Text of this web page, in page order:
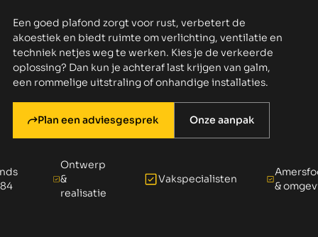
Een goed plafond zorgt voor rust, verbetert de
akoestiek en biedt ruimte om verlichting, ventilatie en
techniek netjes weg te werken. Kies je de verkeerde
oplossing? Dan kun je achteraf last krijgen van galm,
een rommelige uitstraling of onhandige installaties.
Plan een adviesgesprek Onze aanpak
Ontwerp
&
realisatie
Vakspecialisten
&